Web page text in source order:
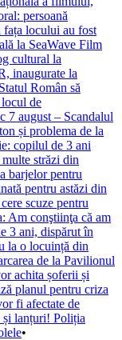
persoană
fața locului au fost
la SeaWave Film
cultural la
inaugurate la
Român să
de
7 august – Scandalul
și problema de la
copilul de 3 ani
străzi din
barjelor pentru
pentru astăzi din
scuze pentru
Am conştiinţa că am
3 ani, dispărut în
la o locuință din
de la Pavilionul
achita șoferii și
planul pentru criza
fi afectate de
și lanțuri! Poliția
•